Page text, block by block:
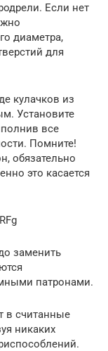
Если нет
диаметра,
для
кулачков из
Установите
все
Помните!
обязательно
это касается
заменить
патронами.
в считанные
никаких